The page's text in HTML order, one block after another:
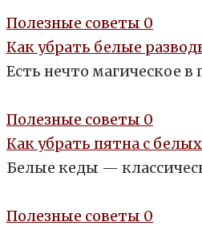
Полезные советы 0
Как убрать белые
Есть нечто магическое
Полезные советы 0
Как убрать пятна с
Белые кеды —
Полезные советы 0